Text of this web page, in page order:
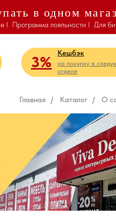
в одном
Для
Программа лояльности I
I
на покупку в
отделе
Кешбэк
3%
Главная / Каталог / О